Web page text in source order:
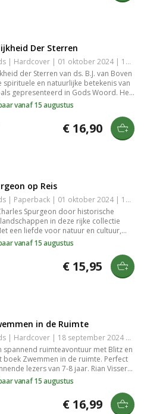
Der Sterren
Nederlands | Hardcover | 01 oktober 2024 | 150 pagina's | Basisbijbel | 9789463702812
der Sterren van ds. B.J. van Boven
spirituele en natuurlijke betekenis van
gepresenteerd in Gods Woord. Het
hoe de sterren Gods heerlijkheid
als waarschuwing en de glorie van
uitbeelden. Het daagt je uit de
diepgang van sterren te begrijpen en
vanaf 15 augustus
€ 16,90
op Reis
Nederlands | Paperback | 01 oktober 2024 | 152 pagina's | 9789402910575
Spurgeon door historische
in deze rijke collectie
een liefde voor natuur en cultuur,
een bijzondere blik op de wereld
eeuw en zijn spirituele ontdekkingen
Geïllustreerd en samengesteld
vanaf 15 augustus
€ 15,95
in de Ruimte
Nederlands | Hardcover | 18 september 2024 | 160 pagina's | 9789025780234
spannend ruimteavontuur met Blitz en
boek Zwemmen in de ruimte. Perfect
lezers van 7-8 jaar. Rian Visser
combineren toegankelijkheid met
Volg hun zoektocht naar een
in de ruimte, ideaal voor nieuwsgierige
vanaf 15 augustus
€ 16,99